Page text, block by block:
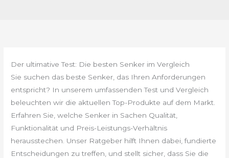
Der ultimative Test: Die besten Senker im Vergleich
Sie suchen das beste Senker, das Ihren Anforderungen
entspricht? In unserem umfassenden Test und Vergleich
beleuchten wir die aktuellen Top-Produkte auf dem Markt.
Erfahren Sie, welche Senker in Sachen Qualität,
Funktionalität und Preis-Leistungs-Verhältnis
herausstechen. Unser Ratgeber hilft Ihnen dabei, fundierte
Entscheidungen zu treffen, und stellt sicher, dass Sie die